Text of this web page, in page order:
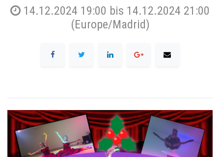
14.12.2024 19:00 bis 14.12.2024 21:00
(Europe/Madrid)